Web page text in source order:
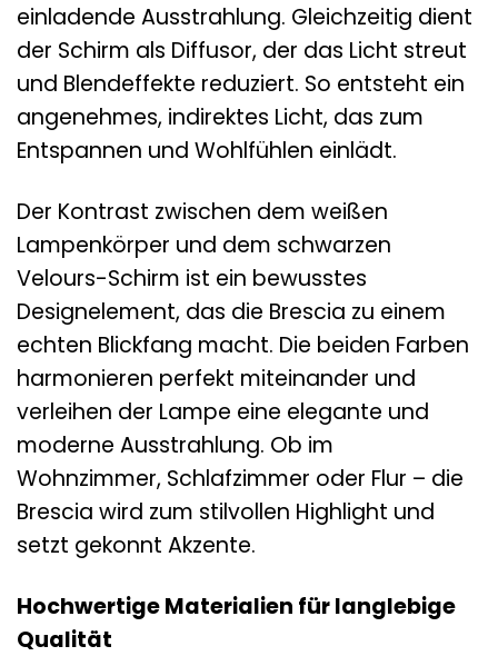
einladende Ausstrahlung. Gleichzeitig dient
der Schirm als Diffusor, der das Licht streut
und Blendeffekte reduziert. So entsteht ein
angenehmes, indirektes Licht, das zum
Entspannen und Wohlfühlen einlädt.
Der Kontrast zwischen dem weißen
Lampenkörper und dem schwarzen
Velours-Schirm ist ein bewusstes
Designelement, das die Brescia zu einem
echten Blickfang macht. Die beiden Farben
harmonieren perfekt miteinander und
verleihen der Lampe eine elegante und
moderne Ausstrahlung. Ob im
Wohnzimmer, Schlafzimmer oder Flur – die
Brescia wird zum stilvollen Highlight und
setzt gekonnt Akzente.
Hochwertige Materialien für langlebige
Qualität